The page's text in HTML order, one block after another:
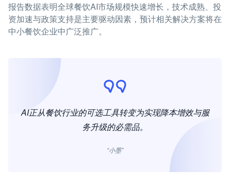
报告数据表明全球餐饮AI市场规模快速增长，技术成熟、投
资加速与政策支持是主要驱动因素，预计相关解决方案将在
中小餐饮企业中广泛推广。
AI正从餐饮行业的可选工具转变为实现降本增效与服
务升级的必需品。
“小墨”